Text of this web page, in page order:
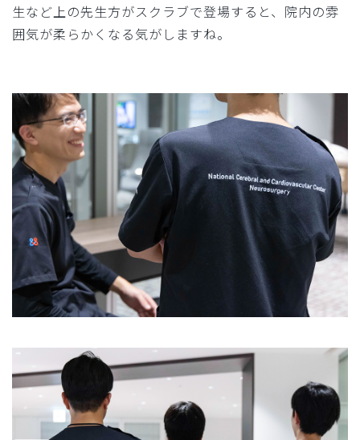
生など上の先生方がスクラブで登場すると、院内の雰
囲気が柔らかくなる気がしますね。